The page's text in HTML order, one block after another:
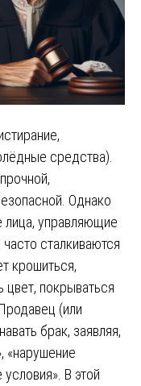
средства).
Однако
лица, управляющие
сталкиваются
крошиться,
цвет, покрываться
(или
брак, заявляя,
«нарушение
В этой